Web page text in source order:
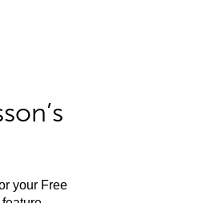
your Free